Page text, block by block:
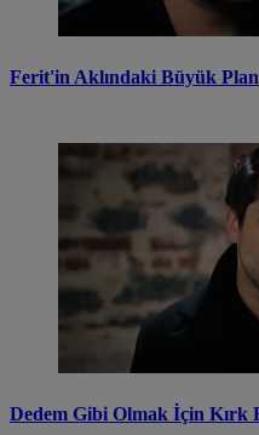
Ferit'in Aklındaki Büyük Plan
Dedem Gibi Olmak İçin Kırk